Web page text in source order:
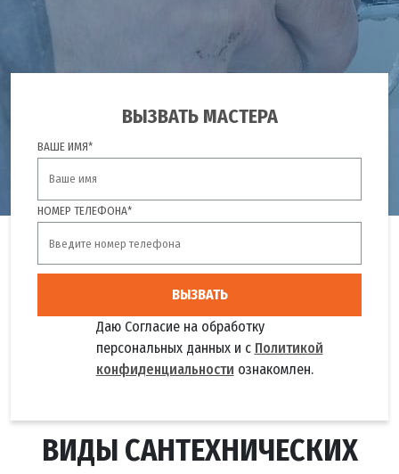
ВЫЗВАТЬ МАСТЕРА
ВАШЕ ИМЯ*
НОМЕР ТЕЛЕФОНА*
ВЫЗВАТЬ
Даю Согласие на обработку
персональных данных и с Политикой
конфиденциальности ознакомлен.
ВИДЫ САНТЕХНИЧЕСКИХ